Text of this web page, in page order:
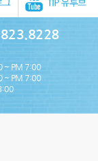
~ PM 7:00
~ PM 7:00